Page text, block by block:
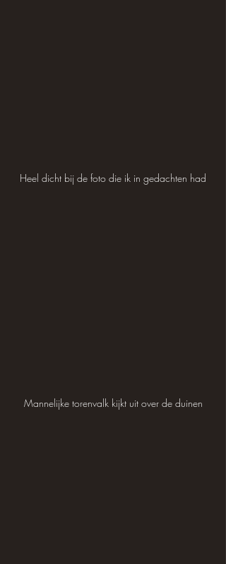
Heel dicht bij de foto die ik in gedachten had
Mannelijke torenvalk kijkt uit over de duinen